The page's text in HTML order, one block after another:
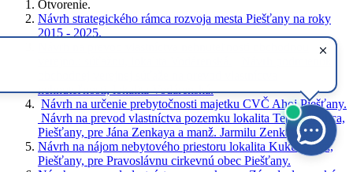
Otvorenie.
Návrh strategického rámca rozvoja mesta Piešťany na roky
2015 - 2025.
nehnuteľnosti, lokalita Vodárenská.
Návrh na určenie prebytočnosti majetku CVČ Ahoj Piešťany.
Návrh na prevod vlastníctva pozemku lokalita Teplická ulica,
Piešťany, pre Jána Zenkaya a manž. Jarmilu Zenkayovú.
Návrh na nájom nebytového priestoru lokalita Kukučínova,
Piešťany, pre Pravoslávnu cirkevnú obec Piešťany.